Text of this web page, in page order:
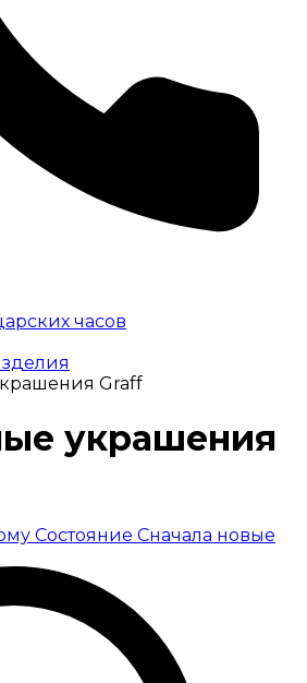
часов
Graff
украшения
Состояние Сначала новые